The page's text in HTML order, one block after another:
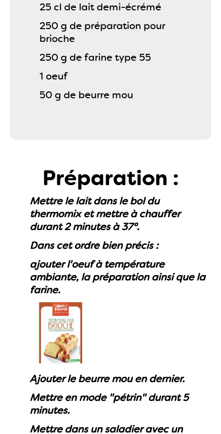
25 cl de lait demi-écrémé
250 g de préparation pour
brioche
250 g de farine type 55
1 oeuf
50 g de beurre mou
Préparation :
Mettre le lait dans le bol du
thermomix et mettre à chauffer
durant 2 minutes à 37°.
Dans cet ordre bien précis :
ajouter l'oeuf à température
ambiante, la préparation ainsi que la
farine.
Ajouter le beurre mou en dernier.
Mettre en mode "pétrin" durant 5
minutes.
Mettre dans un saladier avec un